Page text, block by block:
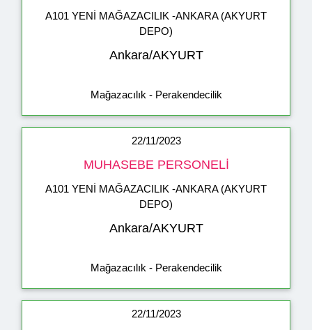
A101 YENİ MAĞAZACILIK -ANKARA (AKYURT
DEPO)
Ankara/AKYURT
Mağazacılık - Perakendecilik
22/11/2023
MUHASEBE PERSONELİ
A101 YENİ MAĞAZACILIK -ANKARA (AKYURT
DEPO)
Ankara/AKYURT
Mağazacılık - Perakendecilik
22/11/2023